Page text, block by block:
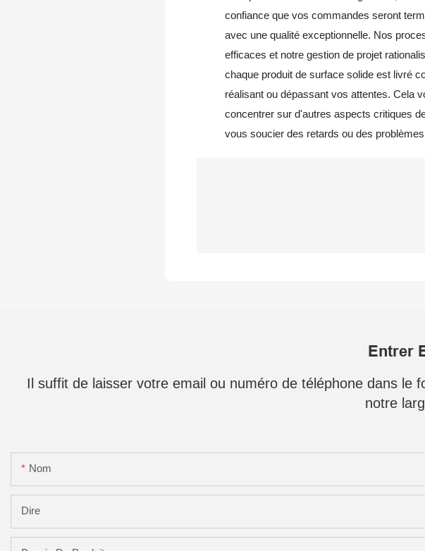
confiance que vos commandes seront
avec une qualité exceptionnelle. Nos
efficaces et notre gestion de projet
chaque produit de surface solide est livré
réalisant ou dépassant vos attentes. Cela
concentrer sur d'autres aspects critiques
vous soucier des retards ou des
Entrer
Il suffit de laisser votre email ou numéro de téléphone dans le
notre
Nom
Dire